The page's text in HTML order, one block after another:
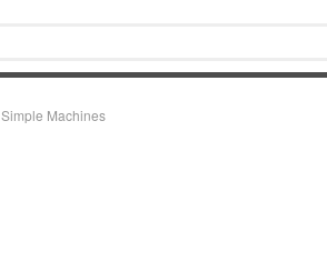
Simple Machines